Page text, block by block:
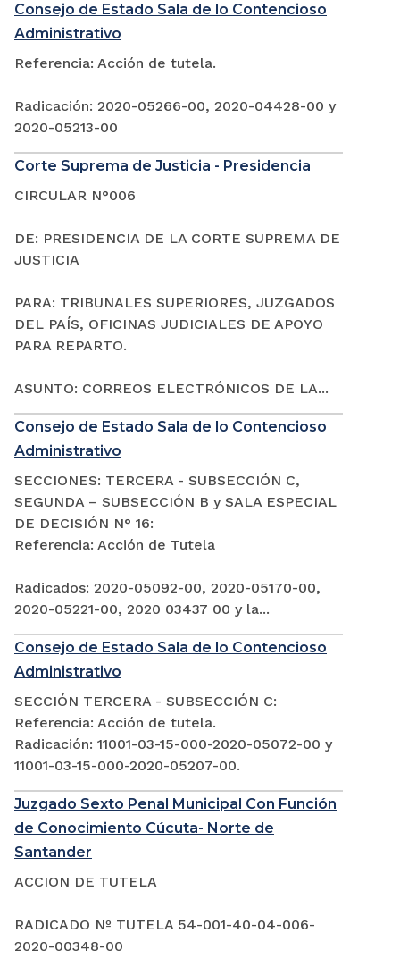
Consejo de Estado Sala de lo Contencioso
Administrativo
Referencia: Acción de tutela.
Radicación: 2020-05266-00, 2020-04428-00 y
2020-05213-00
Corte Suprema de Justicia - Presidencia
CIRCULAR N°006
DE: PRESIDENCIA DE LA CORTE SUPREMA DE
JUSTICIA
PARA: TRIBUNALES SUPERIORES, JUZGADOS
DEL PAÍS, OFICINAS JUDICIALES DE APOYO
PARA REPARTO.
ASUNTO: CORREOS ELECTRÓNICOS DE LA...
Consejo de Estado Sala de lo Contencioso
Administrativo
SECCIONES: TERCERA - SUBSECCIÓN C,
SEGUNDA – SUBSECCIÓN B y SALA ESPECIAL
DE DECISIÓN N° 16:
Referencia: Acción de Tutela
Radicados: 2020-05092-00, 2020-05170-00,
2020-05221-00, 2020 03437 00 y la...
Consejo de Estado Sala de lo Contencioso
Administrativo
SECCIÓN TERCERA - SUBSECCIÓN C:
Referencia: Acción de tutela.
Radicación: 11001-03-15-000-2020-05072-00 y
11001-03-15-000-2020-05207-00.
Juzgado Sexto Penal Municipal Con Función
de Conocimiento Cúcuta- Norte de
Santander
ACCION DE TUTELA
RADICADO Nº TUTELA 54-001-40-04-006-
2020-00348-00